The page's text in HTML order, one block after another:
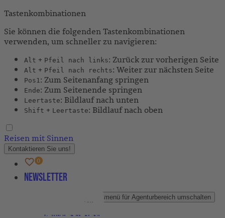
Tastenkombinationen
Sie können die folgenden Tastenkombinationen
verwenden, um schneller zu navigieren:
Alt + Pfeil nach links: Zurück zur vorherigen Seite
Alt + Pfeil nach rechts: Weiter zur nächsten Seite
Pos1: Zum Seitenanfang springen
Ende: Zum Seitenende springen
Leertaste: Bildlauf nach unten
Shift + Leertaste: Bildlauf nach oben
Reisen mit Sinnen
Kontaktieren Sie uns!
Newsletter
Untermenü für Agenturbereich umschalten